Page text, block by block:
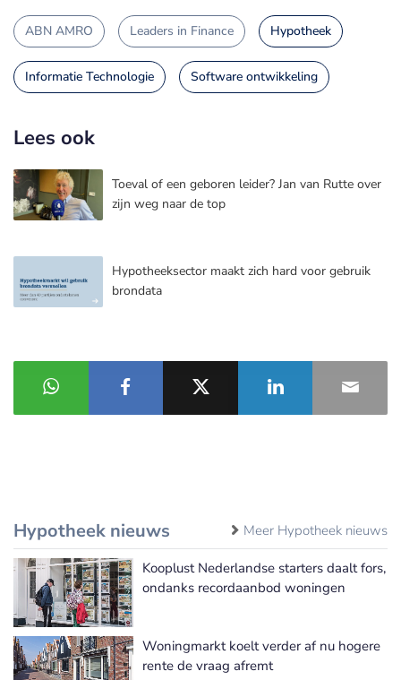
ABN AMRO Leaders in Finance Hypotheek
Informatie Technologie Software ontwikkeling
Lees ook
Toeval of een geboren leider? Jan van Rutte over
zijn weg naar de top
Hypotheeksector maakt zich hard voor gebruik
brondata
Hypotheek nieuws Meer Hypotheek nieuws
Kooplust Nederlandse starters daalt fors,
ondanks recordaanbod woningen
Woningmarkt koelt verder af nu hogere
rente de vraag afremt